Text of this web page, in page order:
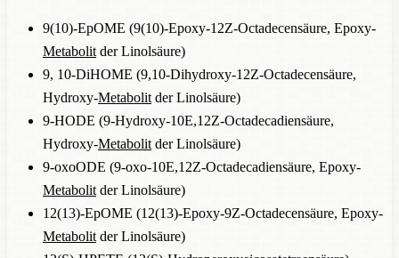
9(10)-EpOME (9(10)-Epoxy-12Z-Octadecensäure, Epoxy-
Metabolit der Linolsäure)
9, 10-DiHOME (9,10-Dihydroxy-12Z-Octadecensäure,
Hydroxy-Metabolit der Linolsäure)
9-HODE (9-Hydroxy-10E,12Z-Octadecadiensäure,
Hydroxy-Metabolit der Linolsäure)
9-oxoODE (9-oxo-10E,12Z-Octadecadiensäure, Epoxy-
Metabolit der Linolsäure)
12(13)-EpOME (12(13)-Epoxy-9Z-Octadecensäure, Epoxy-
Metabolit der Linolsäure)